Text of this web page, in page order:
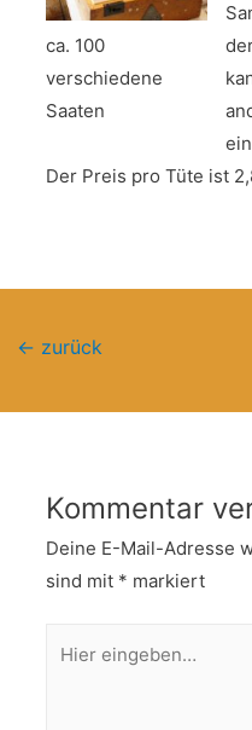
ca. 100
verschiedene
Saaten
Der Preis pro Tüte ist
Beitragsnavigation
← zurück
Kommentar
Deine E-Mail-Adresse
sind mit * markiert
eingeben…